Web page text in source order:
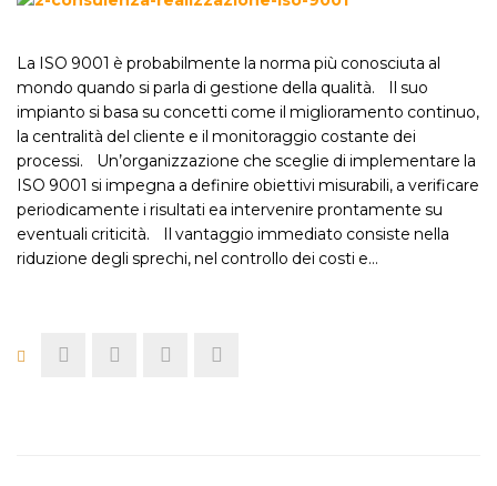
La ISO 9001 è probabilmente la norma più conosciuta al
mondo quando si parla di gestione della qualità. Il suo
impianto si basa su concetti come il miglioramento continuo,
la centralità del cliente e il monitoraggio costante dei
processi. Un’organizzazione che sceglie di implementare la
ISO 9001 si impegna a definire obiettivi misurabili, a verificare
periodicamente i risultati ea intervenire prontamente su
eventuali criticità. Il vantaggio immediato consiste nella
riduzione degli sprechi, nel controllo dei costi e…